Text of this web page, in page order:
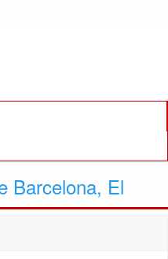
Barcelona, El